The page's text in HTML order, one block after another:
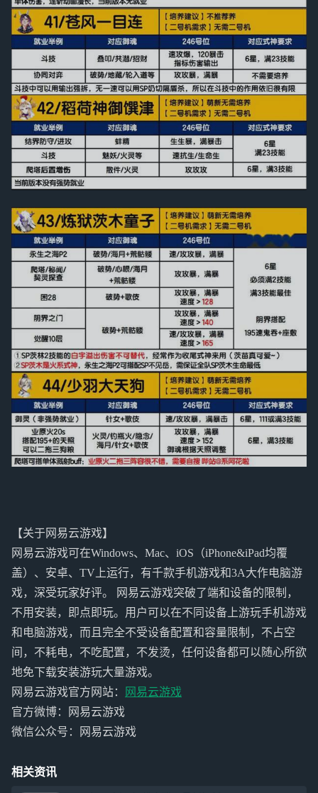
【关于网易云游戏】
网易云游戏可在Windows、Mac、iOS（iPhone&iPad均覆
盖）、安卓、TV上运行，有千款手机游戏和3A大作电脑游
戏，深受玩家好评。 网易云游戏突破了端和设备的限制，
不用安装，即点即玩。用户可以在不同设备上游玩手机游戏
和电脑游戏，而且完全不受设备配置和容量限制，不占空
间，不耗电，不吃配置，不发烫，任何设备都可以随心所欲
地免下载安装游玩大量游戏。
网易云游戏官方网站：
网易云游戏
官方微博：网易云游戏
微信公众号：网易云游戏
相关资讯